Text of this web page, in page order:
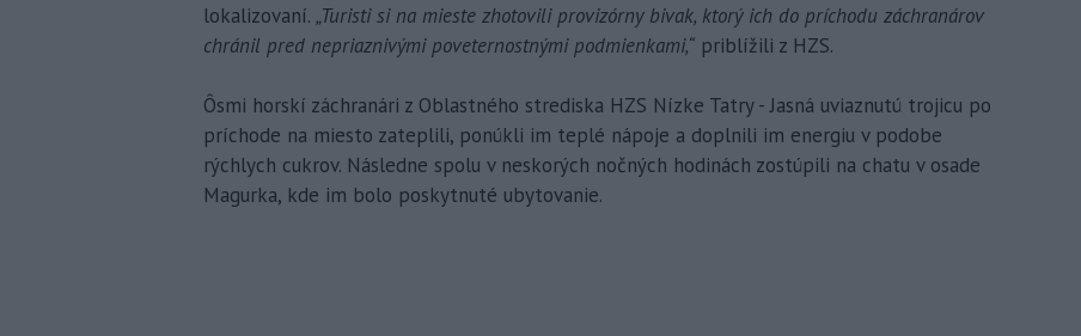
lokalizovaní. „Turisti si na mieste zhotovili provizórny bivak, ktorý ich do príchodu záchranárov
chránil pred nepriaznivými poveternostnými podmienkami,“ priblížili z HZS.
Ôsmi horskí záchranári z Oblastného strediska HZS Nízke Tatry - Jasná uviaznutú trojicu po
príchode na miesto zateplili, ponúkli im teplé nápoje a doplnili im energiu v podobe
rýchlych cukrov. Následne spolu v neskorých nočných hodinách zostúpili na chatu v osade
Magurka, kde im bolo poskytnuté ubytovanie.